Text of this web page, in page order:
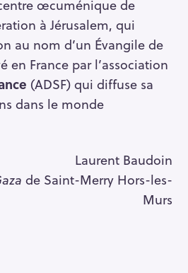
œcuménique de
à Jérusalem, qui
au nom d’un Évangile de
en France par l’association
(ADSF) qui diffuse sa
dans le monde
Laurent Baudoin
de Saint-Merry Hors-les-
Murs